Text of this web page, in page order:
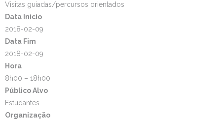
Visitas guiadas/percursos orientados
Data Início
2018-02-09
Data Fim
2018-02-09
Hora
8h00 – 18h00
Público Alvo
Estudantes
Organização